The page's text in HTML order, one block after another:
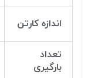
اندازه کارتن
تعداد
بارگیری